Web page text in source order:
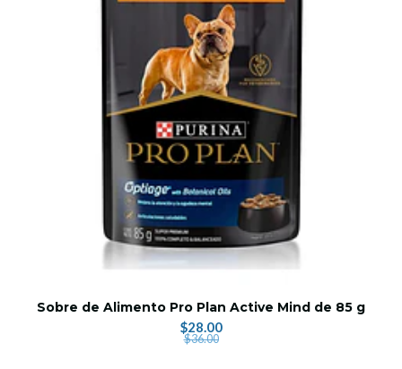
Sobre de Alimento Pro Plan Active Mind de 85 g
$28.00
$36.00